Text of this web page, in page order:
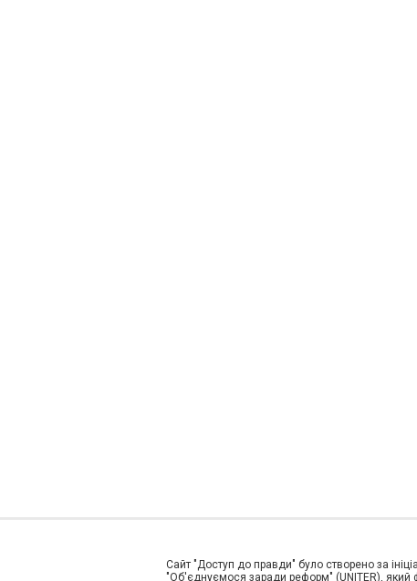
Сайт "Доступ до правди" було створено за
"Об'єднуємося заради реформ" (UNITER), який